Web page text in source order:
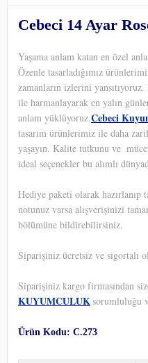
Cebeci 14 Ayar
Yaşama anlam katan en özel
Özenle tasarladığımız
zamanların izlerini
ile harmanlayarak en yalın
anlam yüklüyoruz.Cebeci
tasarım ürünlerimiz ile daha
yaşayın. Kalite tutkunu ve
ideal seçenekler bu alımlı
Hediye paketi olarak hazırlanıp
notunuz varsa alışverişinizi
bölümüne bildirebilirsiniz.
Siparişiniz ücretsiz ve sigortalı
Siparişiniz kargo firmasından
KUYUMCULUKsorumluluğu
Ürün Kodu: C.273